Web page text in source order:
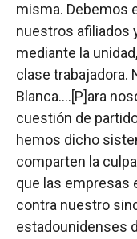
misma. Debemos
nuestros afiliados
mediante la
clase trabajadora.
Blanca….[P]ara
cuestión de
hemos dicho
comparten la
que las empresas
contra nuestro
estadounidenses